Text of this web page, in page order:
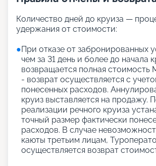
Количество дней до круиза —
удержания от стоимости:
●При отказе от забронированных
чем за 31 день и более до начала
возвращается полная стоимость
- возврат осуществляется с
понесенных расходов.
круиз выставляется на продажу.
реализации речного круиза
точный размер фактически
расходов. В случае
каюты третьим лицам,
осуществляется возврат